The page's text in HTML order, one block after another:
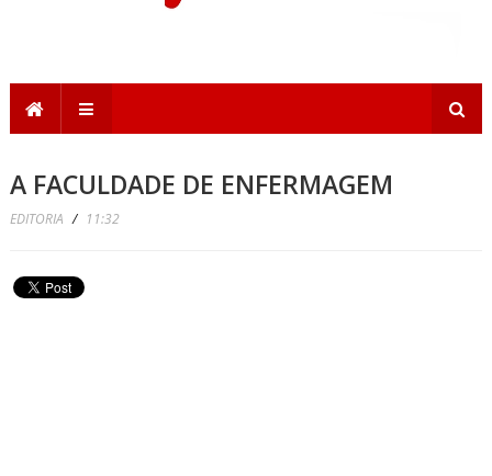
A FACULDADE DE ENFERMAGEM
EDITORIA / 11:32